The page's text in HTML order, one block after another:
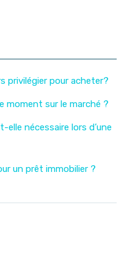
privilégier pour acheter?
moment sur le marché ?
nécessaire lors d’une
un prêt immobilier ?